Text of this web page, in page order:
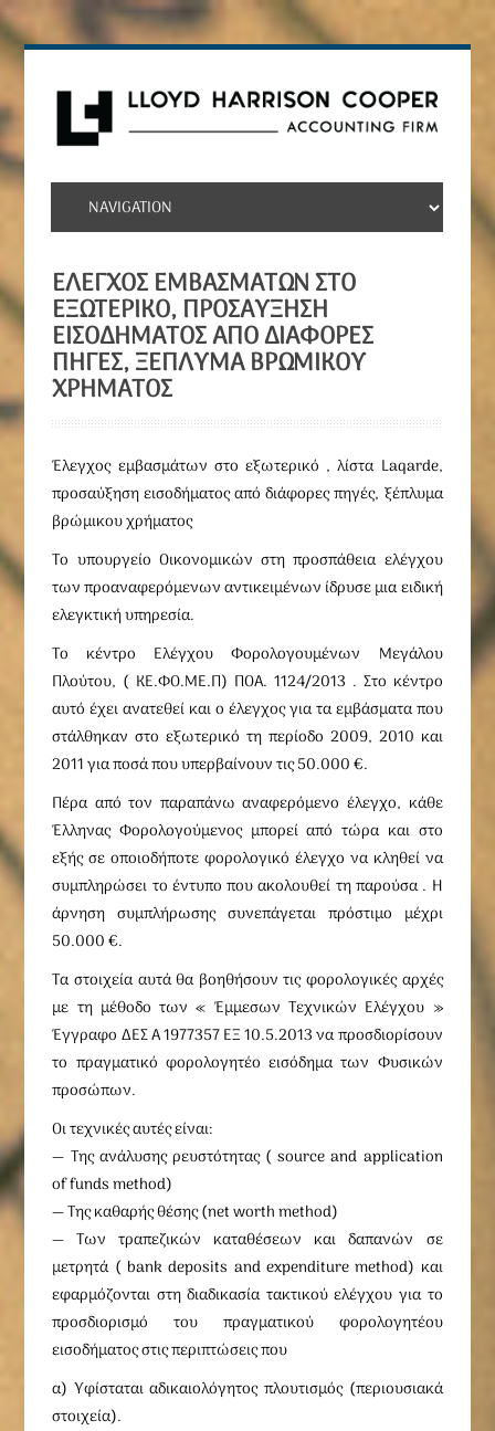
ΈΛΕΓΧΟΣ ΕΜΒΑΣΜΆΤΩΝ ΣΤΟ
ΕΞΩΤΕΡΙΚΌ, ΠΡΟΣΑΎΞΗΣΗ
ΕΙΣΟΔΉΜΑΤΟΣ ΑΠΌ ΔΙΆΦΟΡΕΣ
ΠΗΓΈΣ, ΞΈΠΛΥΜΑ ΒΡΏΜΙΚΟΥ
ΧΡΉΜΑΤΟΣ
Έλεγχος εμβασμάτων στο εξωτερικό , λίστα Laqarde,
προσαύξηση εισοδήματος από διάφορες πηγές, ξέπλυμα
βρώμικου χρήματος
Το υπουργείο Οικονομικών στη προσπάθεια ελέγχου
των προαναφερόμενων αντικειμένων ίδρυσε μια ειδική
ελεγκτική υπηρεσία.
Το κέντρο Ελέγχου Φορολογουμένων Μεγάλου
Πλούτου, ( ΚΕ.ΦΟ.ΜΕ.Π) ΠΟΑ. 1124/2013 . Στο κέντρο
αυτό έχει ανατεθεί και ο έλεγχος για τα εμβάσματα που
στάλθηκαν στο εξωτερικό τη περίοδο 2009, 2010 και
2011 για ποσά που υπερβαίνουν τις 50.000 €.
Πέρα από τον παραπάνω αναφερόμενο έλεγχο, κάθε
Έλληνας Φορολογούμενος μπορεί από τώρα και στο
εξής σε οποιοδήποτε φορολογικό έλεγχο να κληθεί να
συμπληρώσει το έντυπο που ακολουθεί τη παρούσα . Η
άρνηση συμπλήρωσης συνεπάγεται πρόστιμο μέχρι
50.000 €.
Τα στοιχεία αυτά θα βοηθήσουν τις φορολογικές αρχές
με τη μέθοδο των « Έμμεσων Τεχνικών Ελέγχου »
Έγγραφο ΔΕΣ A 1977357 ΕΞ 10.5.2013 να προσδιορίσουν
το πραγματικό φορολογητέο εισόδημα των Φυσικών
προσώπων.
Οι τεχνικές αυτές είναι:
— Της ανάλυσης ρευστότητας ( source and application
of funds method)
— Της καθαρής θέσης (net worth method)
— Των τραπεζικών καταθέσεων και δαπανών σε
μετρητά ( bank deposits and expenditure method) και
εφαρμόζονται στη διαδικασία τακτικού ελέγχου για το
προσδιορισμό του πραγματικού φορολογητέου
εισοδήματος στις περιπτώσεις που
α) Υφίσταται αδικαιολόγητος πλουτισμός (περιουσιακά
στοιχεία).